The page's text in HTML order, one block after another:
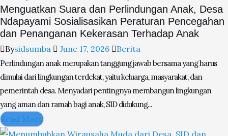
Menguatkan Suara dan Perlindungan Anak, Desa
Ndapayami Sosialisasikan Peraturan Pencegahan
dan Penanganan Kekerasan Terhadap Anak
Bysidsumba June 17, 2026 Berita
Perlindungan anak merupakan tanggung jawab bersama yang harus
dimulai dari lingkungan terdekat, yaitu keluarga, masyarakat, dan
pemerintah desa. Menyadari pentingnya membangun lingkungan
yang aman dan ramah bagi anak, SID didukung...
Read More